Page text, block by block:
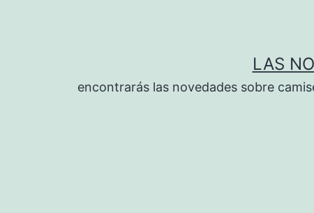
LAS
encontrarás las novedades sobre